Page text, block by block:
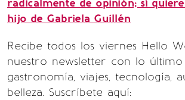
radicalmente de opinión; sí
hijo de Gabriela Guillén
Recibe todos los viernes Hello
nuestro newsletter con lo
gastronomía, viajes, tecnología,
belleza. Suscríbete aquí: